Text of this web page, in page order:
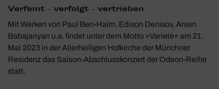
Verfemt – verfolgt – vertrieben
Mit Werken von Paul Ben-Haim, Edison Denisov, Arsen
Babajanyan u.a. findet unter dem Motto »Varieté« am 21.
Mai 2023 in der Allerheiligen Hofkirche der Münchner
Residenz das Saison-Abschlusskonzert der Odeon-Reihe
statt.